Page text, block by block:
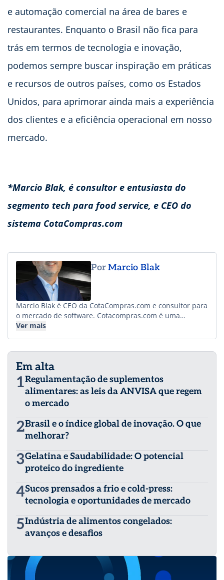
e automação comercial na área de bares e
restaurantes. Enquanto o Brasil não fica para
trás em termos de tecnologia e inovação,
podemos sempre buscar inspiração em práticas
e recursos de outros países, como os Estados
Unidos, para aprimorar ainda mais a experiência
dos clientes e a eficiência operacional em nosso
mercado.
*Marcio Blak, é consultor e entusiasta do
segmento tech para food service, e CEO do
sistema CotaCompras.com
PorMarcio Blak
Marcio Blak é CEO da CotaCompras.com e consultor para
o mercado de software. Cotacompras.com é uma
plataforma de gestão de compras e cotações para redes
consultivo para empresas de tecnologia e operação no
setor de alimentação fora do lar.
Ver mais
Em alta
1Regulamentação de suplementos
alimentares: as leis da ANVISA que regem
o mercado
2Brasil e o índice global de inovação. O que
melhorar?
3Gelatina e Saudabilidade: O potencial
proteico do ingrediente
4Sucos prensados a frio e cold-press:
tecnologia e oportunidades de mercado
5Indústria de alimentos congelados:
avanços e desafios